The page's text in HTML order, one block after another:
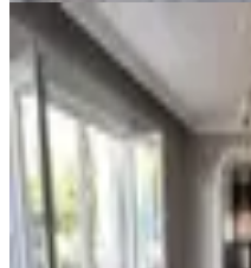
BALKONLU
İnfo
Satılık
Manavgat,
3+1
100 m²